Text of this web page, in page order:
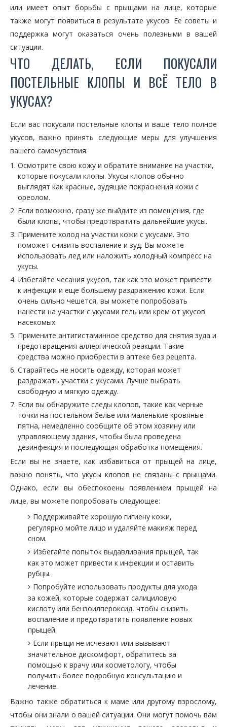
или имеет опыт борьбы с прыщами на лице, которые
также могут появиться в результате укусов. Ее советы и
поддержка могут оказаться очень полезными в вашей
ситуации.
ЧТО ДЕЛАТЬ, ЕСЛИ ПОКУСАЛИ
ПОСТЕЛЬНЫЕ КЛОПЫ И ВСЁ ТЕЛО В
УКУСАХ?
Если вас покусали постельные клопы и ваше тело полное
укусов, важно принять следующие меры для улучшения
вашего самочувствия:
Осмотрите свою кожу и обратите внимание на участки,
которые покусали клопы. Укусы клопов обычно
выглядят как красные, зудящие покраснения кожи с
ореолом.
Если возможно, сразу же выйдите из помещения, где
были клопы, чтобы предотвратить дальнейшие укусы.
Примените холод на участки кожи с укусами. Это
поможет снизить воспаление и зуд. Вы можете
использовать лед или наложить холодный компресс на
укусы.
Избегайте чесания укусов, так как это может привести
к инфекции и еще большему раздражению кожи. Если
очень сильно чешется, вы можете попробовать
нанести на участки с укусами гель или крем от укусов
насекомых.
Примените антигистаминное средство для снятия зуда и
предотвращения аллергической реакции. Такие
средства можно приобрести в аптеке без рецепта.
Старайтесь не носить одежду, которая может
раздражать участки с укусами. Лучше выбрать
свободную и мягкую одежду.
Если вы обнаружите следы клопов, такие как черные
точки на постельном белье или маленькие кровяные
пятна, немедленно сообщите об этом хозяину или
управляющему здания, чтобы была проведена
дезинфекция и последующая обработка помещения.
Если вы не знаете, как избавиться от прыщей на лице,
важно понять, что укусы клопов не связаны с прыщами.
Однако, если вы обеспокоены появлением прыщей на
лице, вы можете попробовать следующее:
Поддерживайте хорошую гигиену кожи,
регулярно мойте лицо и удаляйте макияж перед
сном.
Избегайте попыток выдавливания прыщей, так
как это может привести к инфекции и оставить
рубцы.
Попробуйте использовать продукты для ухода
за кожей, которые содержат салициловую
кислоту или бензоилпероксид, чтобы снизить
воспаление и предотвратить появление новых
прыщей.
Если прыщи не исчезают или вызывают
значительное дискомфорт, обратитесь за
помощью к врачу или косметологу, чтобы
получить более подробную консультацию и
лечение.
Важно также обратиться к маме или другому взрослому,
чтобы они знали о вашей ситуации. Они могут помочь вам